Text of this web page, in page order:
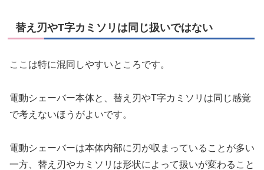
替え刃やT字カミソリは同じ扱いではない
ここは特に混同しやすいところです。
電動シェーバー本体と、替え刃やT字カミソリは同じ感覚
で考えないほうがよいです。
電動シェーバーは本体内部に刃が収まっていることが多い
一方、替え刃やカミソリは形状によって扱いが変わること